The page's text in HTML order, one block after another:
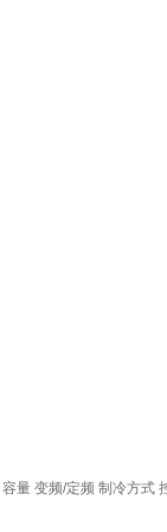
容量 变频/定频 制冷方式